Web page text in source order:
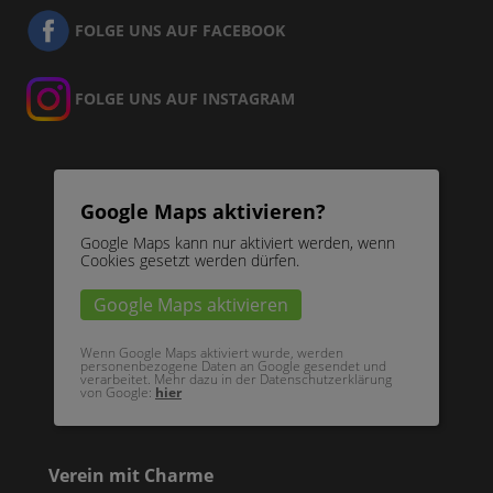
FOLGE UNS AUF FACEBOOK
FOLGE UNS AUF INSTAGRAM
Google Maps aktivieren?
Google Maps kann nur aktiviert werden, wenn
Cookies gesetzt werden dürfen.
Google Maps aktivieren
Wenn Google Maps aktiviert wurde, werden
personenbezogene Daten an Google gesendet und
verarbeitet. Mehr dazu in der Datenschutzerklärung
von Google: hier
Verein mit Charme